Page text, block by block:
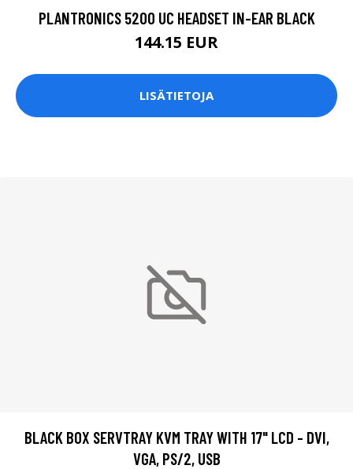
PLANTRONICS 5200 UC HEADSET IN-EAR BLACK
144.15 EUR
LISÄTIETOJA
BLACK BOX SERVTRAY KVM TRAY WITH 17" LCD - DVI,
VGA, PS/2, USB